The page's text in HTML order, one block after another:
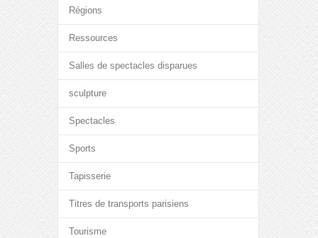
Régions
Ressources
Salles de spectacles disparues
sculpture
Spectacles
Sports
Tapisserie
Titres de transports parisiens
Tourisme